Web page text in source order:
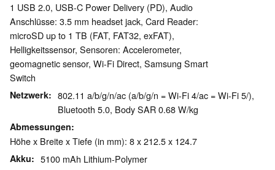
1 USB 2.0, USB-C Power Delivery (PD), Audio
Anschlüsse: 3.5 mm headset jack, Card Reader:
microSD up to 1 TB (FAT, FAT32, exFAT),
Helligkeitssensor, Sensoren: Accelerometer,
geomagnetic sensor, Wi-Fi Direct, Samsung Smart
Switch
Netzwerk
802.11 a/b/g/n/ac (a/b/g/n = Wi-Fi 4/ac = Wi-Fi 5/),
Bluetooth 5.0, Body SAR 0.68 W/kg
Abmessungen
Höhe x Breite x Tiefe (in mm): 8 x 212.5 x 124.7
Akku 5100 mAh Lithium-Polymer